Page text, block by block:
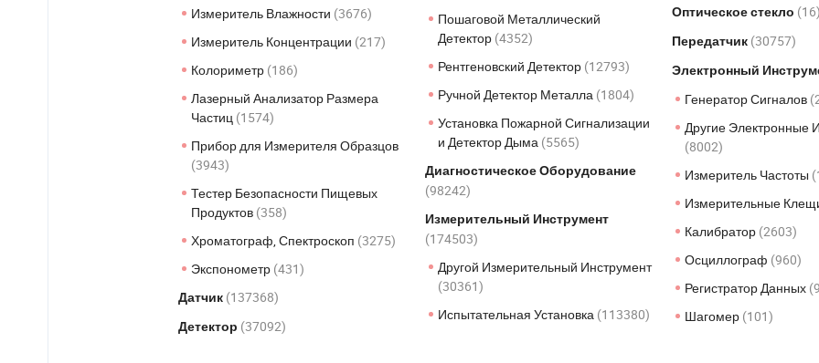
Измеритель Влажности (3676)
Измеритель Концентрации (217)
Колориметр (186)
Лазерный Анализатор Размера
Частиц (1574)
Прибор для Измерителя Образцов
(3943)
Тестер Безопасности Пищевых
Продуктов (358)
Хроматограф, Спектроскоп (3275)
Экспонометр (431)
Датчик (137368)
Детектор (37092)
Пошаговой Металлический
Детектор (4352)
Рентгеновский Детектор (12793)
Ручной Детектор Металла (1804)
Установка Пожарной Сигнализации
и Детектор Дыма (5565)
Диагностическое Оборудование
(98242)
Измерительный Инструмент
(174503)
Другой Измерительный Инструмент
(30361)
Испытательная Установка (113380)
Оптическое стекло (16)
Передатчик (30757)
Электронный
Генератор Сигналов
Другие Электронные
(8002)
Измеритель Частоты
Измерительные
Калибратор (2603)
Осциллограф (960)
Регистратор Данных
Шагомер (101)